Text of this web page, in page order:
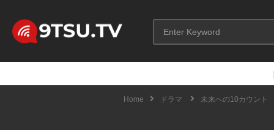
Home ドラマ 未来への10カウント